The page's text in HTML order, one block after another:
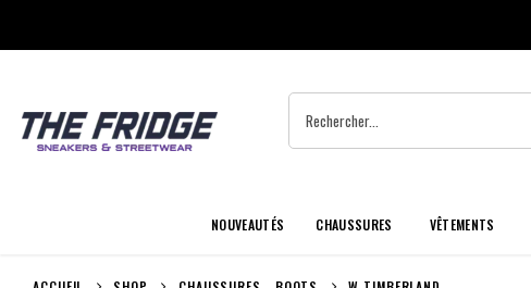
NOUVEAUTÉS CHAUSSURES VÊTEMENTS